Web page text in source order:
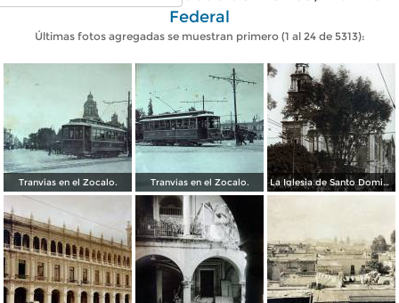
Federal
Últimas fotos agregadas se muestran primero (1 al 24 de 5313):
Tranvias en el Zocalo. Tranvias en el Zocalo. La Iglesia de Santo Domingo.